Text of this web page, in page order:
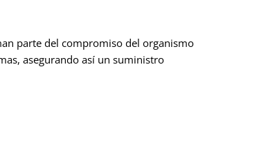
parte del compromiso del organismo
asegurando así un suministro